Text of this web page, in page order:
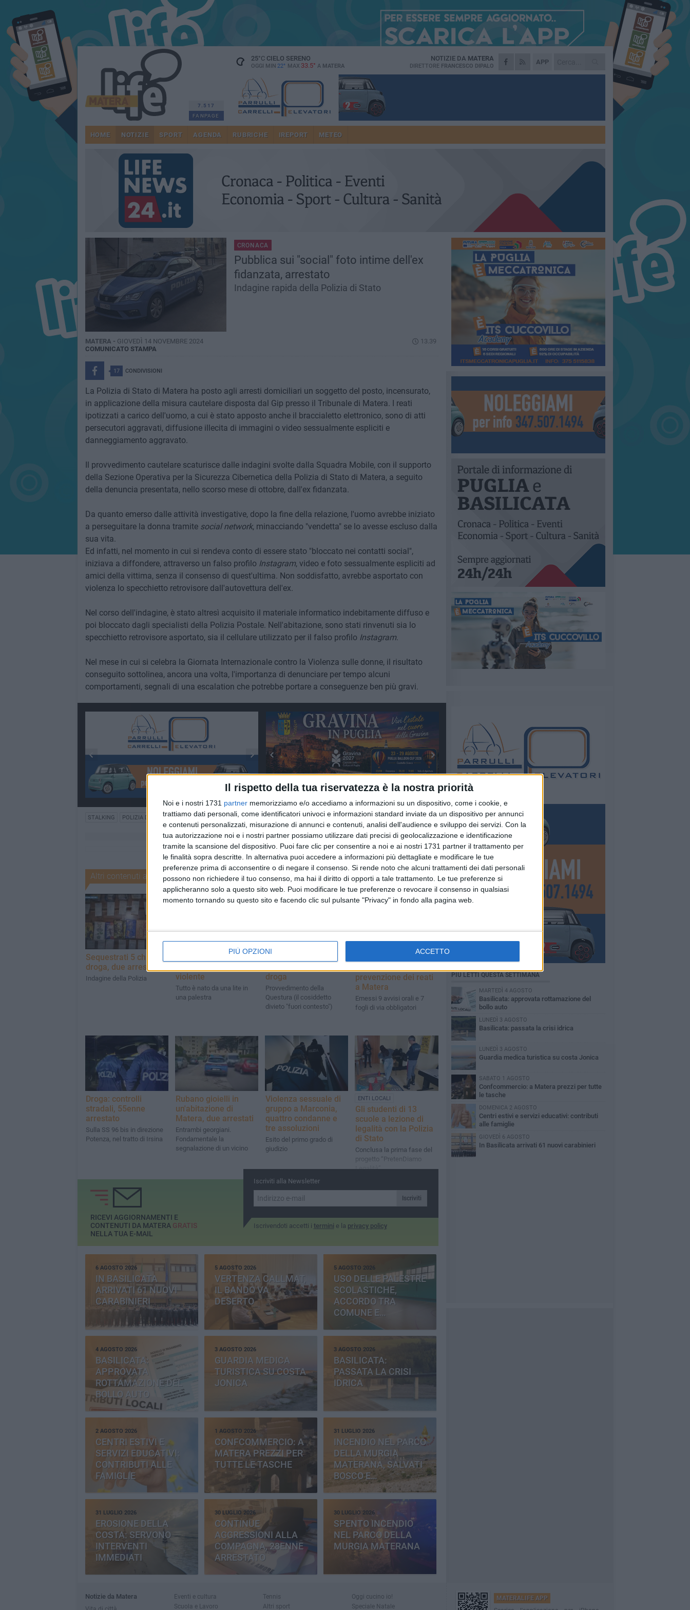
Il rispetto della tua riservatezza è la nostra priorità
Noi e i nostri 1731 partner memorizziamo e/o accediamo a informazioni su un dispositivo, come i cookie, e
trattiamo dati personali, come identificatori univoci e informazioni standard inviate da un dispositivo per annunci
e contenuti personalizzati, misurazione di annunci e contenuti, analisi dell'audience e sviluppo dei servizi. Con la
tua autorizzazione noi e i nostri partner possiamo utilizzare dati precisi di geolocalizzazione e identificazione
tramite la scansione del dispositivo. Puoi fare clic per consentire a noi e ai nostri 1731 partner il trattamento per
le finalità sopra descritte. In alternativa puoi accedere a informazioni più dettagliate e modificare le tue
preferenze prima di acconsentire o di negare il consenso. Si rende noto che alcuni trattamenti dei dati personali
possono non richiedere il tuo consenso, ma hai il diritto di opporti a tale trattamento. Le tue preferenze si
applicheranno solo a questo sito web. Puoi modificare le tue preferenze o revocare il consenso in qualsiasi
momento tornando su questo sito e facendo clic sul pulsante "Privacy" in fondo alla pagina web.
PIÙ OPZIONI ACCETTO
7.517
FANPAGE
25°CCIELO SERENO
OGGI MIN 22° MAX 33.5° A MATERA
APP
NOTIZIE DA MATERA
DIRETTORE FRANCESCO DIPALO
HOME NOTIZIE SPORT AGENDA RUBRICHE IREPORT METEO
CRONACA
Pubblica sui "social" foto intime dell'ex
fidanzata, arrestato
Indagine rapida della Polizia di Stato
MATERA - GIOVEDÌ 14 NOVEMBRE 2024
13.39
COMUNICATO STAMPA
17 CONDIVISIONI
La Polizia di Stato di Matera ha posto agli arresti domiciliari un soggetto del posto, incensurato,
in applicazione della misura cautelare disposta dal Gip presso il Tribunale di Matera. I reati
ipotizzati a carico dell'uomo, a cui è stato apposto anche il braccialetto elettronico, sono di atti
persecutori aggravati, diffusione illecita di immagini o video sessualmente espliciti e
danneggiamento aggravato.
Il provvedimento cautelare scaturisce dalle indagini svolte dalla Squadra Mobile, con il supporto
della Sezione Operativa per la Sicurezza Cibernetica della Polizia di Stato di Matera, a seguito
della denuncia presentata, nello scorso mese di ottobre, dall'ex fidanzata.
Da quanto emerso dalle attività investigative, dopo la fine della relazione, l'uomo avrebbe iniziato
a perseguitare la donna tramite social network, minacciando "vendetta" se lo avesse escluso dalla
sua vita.
Ed infatti, nel momento in cui si rendeva conto di essere stato "bloccato nei contatti social",
iniziava a diffondere, attraverso un falso profilo Instagram, video e foto sessualmente espliciti ad
amici della vittima, senza il consenso di quest'ultima. Non soddisfatto, avrebbe asportato con
violenza lo specchietto retrovisore dall'autovettura dell'ex.
Nel corso dell'indagine, è stato altresì acquisito il materiale informatico indebitamente diffuso e
poi bloccato dagli specialisti della Polizia Postale. Nell'abitazione, sono stati rinvenuti sia lo
specchietto retrovisore asportato, sia il cellulare utilizzato per il falso profilo Instagram.
Nel mese in cui si celebra la Giornata Internazionale contro la Violenza sulle donne, il risultato
conseguito sottolinea, ancora una volta, l'importanza di denunciare per tempo alcuni
comportamenti, segnali di una escalation che potrebbe portare a conseguenze ben più gravi.
STALKING POLIZIA DI STATO
Altri contenuti a tema
Sequestrati 5 chili di
droga, due arrestati
Indagine della Polizia
Tre fratelli arrestati
violente
Tutto è nato da una lite in
una palestra
Daspo di 5 anni per un
droga
Provvedimento della
Questura (il cosiddetto
divieto "fuori contesto")
prevenzione dei reati
a Matera
Emessi 9 avvisi orali e 7
fogli di via obbligatori
Droga: controlli
stradali, 55enne
arrestato
Sulla SS 96 bis in direzione
Potenza, nel tratto di Irsina
Rubano gioielli in
un'abitazione di
Matera, due arrestati
Entrambi georgiani.
Fondamentale la
segnalazione di un vicino
Violenza sessuale di
gruppo a Marconia,
quattro condanne e
tre assoluzioni
Esito del primo grado di
giudizio
ENTI LOCALI
Gli studenti di 13
scuole a lezione di
legalità con la Polizia
di Stato
Conclusa la prima fase del
progetto “PretenDiamo
Legalità”
Iscriviti alla Newsletter
Iscriviti
Iscrivendoti accetti i termini e la privacy policy
RICEVI AGGIORNAMENTI E
CONTENUTI DA MATERA GRATIS
NELLA TUA E-MAIL
6 AGOSTO 2026
IN BASILICATA
ARRIVATI 61 NUOVI
CARABINIERI
5 AGOSTO 2026
VERTENZA CALLMAT,
IL BANDO VA
DESERTO
5 AGOSTO 2026
USO DELLE PALESTRE
SCOLASTICHE,
ACCORDO TRA
COMUNE E
PROVINCIA
4 AGOSTO 2026
BASILICATA:
APPROVATA
ROTTAMAZIONE DEL
BOLLO AUTO
3 AGOSTO 2026
GUARDIA MEDICA
TURISTICA SU COSTA
JONICA
3 AGOSTO 2026
BASILICATA:
PASSATA LA CRISI
IDRICA
2 AGOSTO 2026
CENTRI ESTIVI E
SERVIZI EDUCATIVI:
CONTRIBUTI ALLE
FAMIGLIE
1 AGOSTO 2026
CONFCOMMERCIO: A
MATERA PREZZI PER
TUTTE LE TASCHE
31 LUGLIO 2026
INCENDIO NEL PARCO
DELLA MURGIA
MATERANA, SALVATI
BOSCO E
CEMENTERIA
31 LUGLIO 2026
EROSIONE DELLA
COSTA: SERVONO
INTERVENTI
IMMEDIATI
30 LUGLIO 2026
CONTINUE
AGGRESSIONI ALLA
COMPAGNA, 28ENNE
ARRESTATO
30 LUGLIO 2026
SPENTO INCENDIO
NEL PARCO DELLA
MURGIA MATERANA
PIÙ LETTI QUESTA SETTIMANA
MARTEDÌ 4 AGOSTO
Basilicata: approvata rottamazione del
bollo auto
LUNEDÌ 3 AGOSTO
Basilicata: passata la crisi idrica
LUNEDÌ 3 AGOSTO
Guardia medica turistica su costa Jonica
SABATO 1 AGOSTO
Confcommercio: a Matera prezzi per tutte
le tasche
DOMENICA 2 AGOSTO
Centri estivi e servizi educativi: contributi
alle famiglie
GIOVEDÌ 6 AGOSTO
In Basilicata arrivati 61 nuovi carabinieri
Notizie da Matera
Eventi e cultura
Scuola e Lavoro
Tennis
Altri sport
Oggi cucino io!
Speciale Natale
MATERALIFE APP